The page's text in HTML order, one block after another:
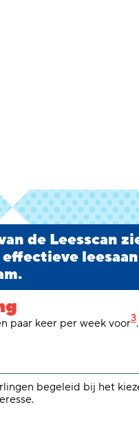
de Leesscan
paar keer per week voor3
begeleid bij het